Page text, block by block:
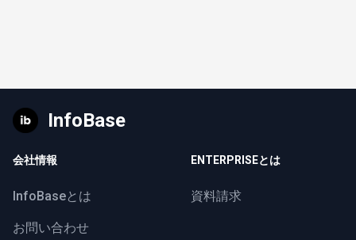
InfoBase
会社情報
InfoBaseとは
お問い合わせ
ENTERPRISEとは
資料請求